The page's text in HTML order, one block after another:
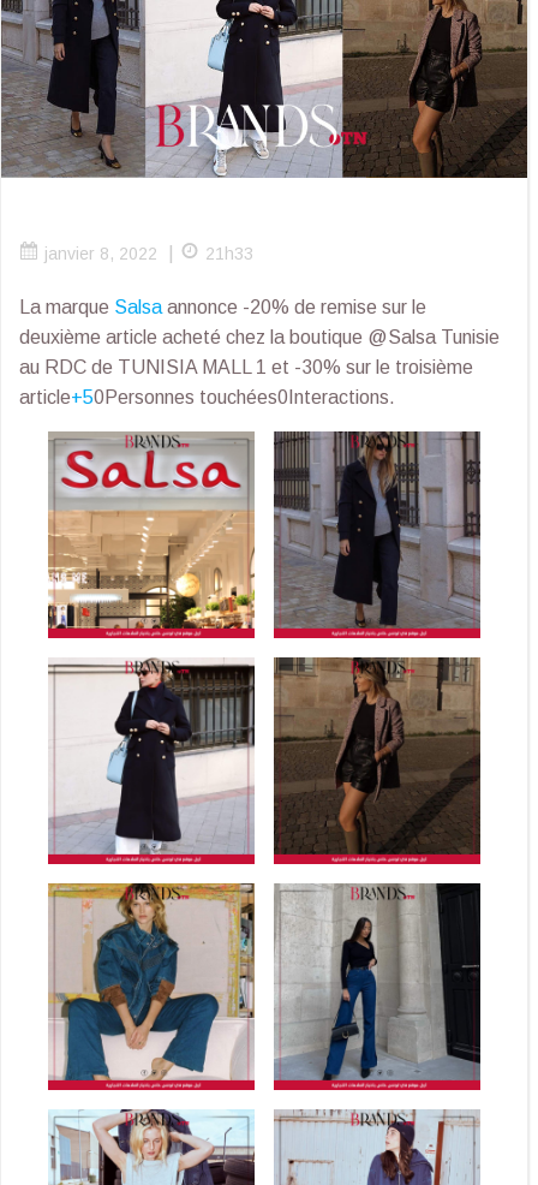
janvier 8, 2022 21h33
La marque Salsa annonce -20% de remise sur le
deuxième article acheté chez la boutique @Salsa Tunisie
au RDC de TUNISIA MALL 1 et -30% sur le troisième
article+50Personnes touchées0Interactions.